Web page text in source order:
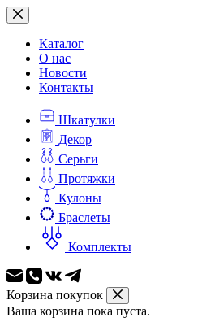
Перейти
к
сути
Каталог
О нас
Новости
Контакты
Шкатулки
Декор
Серьги
Протяжки
Кулоны
Браслеты
Комплекты
Корзина покупок
Ваша корзина пока пуста.